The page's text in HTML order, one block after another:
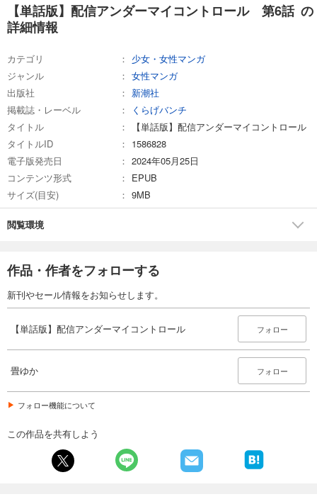
試し読み
【単話版】配信アンダーマイコントロール 第15話
あらすじを表示する
【単話版】配信アンダーマイコントロール 第16話
試し読み
【単話版】配信アンダーマイコントロール 第17話
110
完結
あらすじを表示する
【単話版】配信アンダーマイコントロール 第18話
完結
カート
あらすじを表示する
【単話版】配信アンダーマイコントロール 第6話 の
詳細情報
カテゴリ
少女・女性マンガ
ジャンル
女性マンガ
出版社
新潮社
掲載誌・レーベル
くらげバンチ
タイトル
【単話版】配信アンダーマイコントロール
タイトルID
1586828
電子版発売日
2024年05月25日
コンテンツ形式
EPUB
サイズ(目安)
9MB
閲覧環境
作品・作者をフォローする
新刊やセール情報をお知らせします。
【単話版】配信アンダーマイコントロール フォロー
畳ゆか フォロー
フォロー機能について
この作品を共有しよう